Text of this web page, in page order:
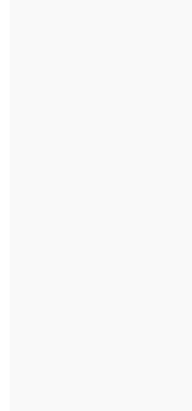
di David Bowie. E
coincidenza.
dell’omonimo
rispecchia
, la
definitivamente le
cavernosa, di
batteria
genere, e una
shoegaze. Altrove
addirittura agli
particolarmente
,